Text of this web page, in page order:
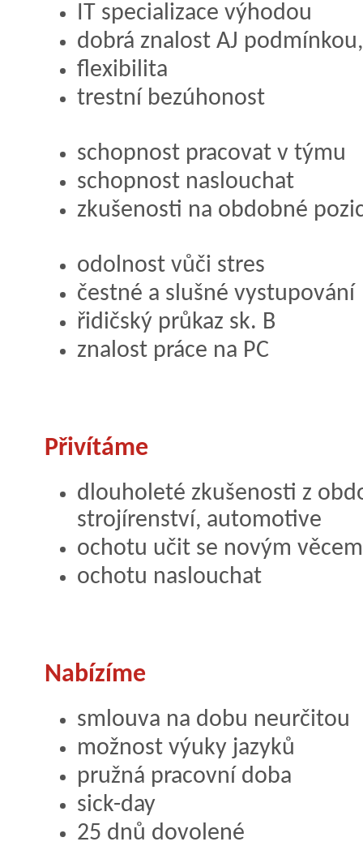
IT specializace výhodou
dobrá znalost AJ
flexibilita
trestní bezúhonost
schopnost pracovat v týmu
schopnost naslouchat
zkušenosti na obdobné
odolnost vůči stres
čestné a slušné vystupování
řidičský průkaz sk. B
znalost práce na PC
Přivítáme
dlouholeté zkušenosti z
strojírenství, automotive
ochotu učit se novým věcem
ochotu naslouchat
Nabízíme
smlouva na dobu neurčitou
možnost výuky jazyků
pružná pracovní doba
sick-day
25 dnů dovolené